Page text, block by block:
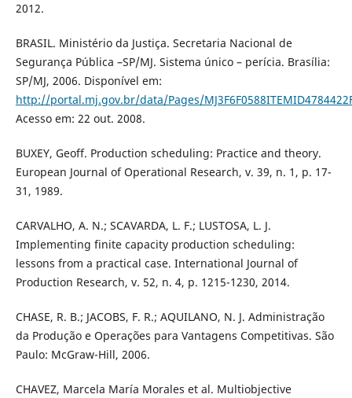
2012.
BRASIL. Ministério da Justiça. Secretaria Nacional de
Segurança Pública –SP/MJ. Sistema único – perícia. Brasília:
SP/MJ, 2006. Disponível em:
http://portal.mj.gov.br/data/Pages/
Acesso em: 22 out. 2008.
BUXEY, Geoff. Production scheduling: Practice and theory.
European Journal of Operational Research, v. 39, n. 1, p. 17-
31, 1989.
CARVALHO, A. N.; SCAVARDA, L. F.; LUSTOSA, L. J.
Implementing finite capacity production scheduling:
lessons from a practical case. International Journal of
Production Research, v. 52, n. 4, p. 1215-1230, 2014.
CHASE, R. B.; JACOBS, F. R.; AQUILANO, N. J. Administração
da Produção e Operações para Vantagens Competitivas. São
Paulo: McGraw-Hill, 2006.
CHAVEZ, Marcela María Morales et al. Multiobjective